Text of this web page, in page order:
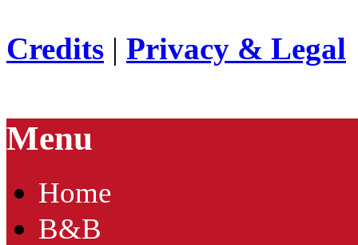
Credits | Privacy & Legal
Menu
Home
B&B